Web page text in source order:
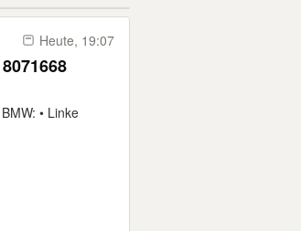
Heute, 19:07
• Linke